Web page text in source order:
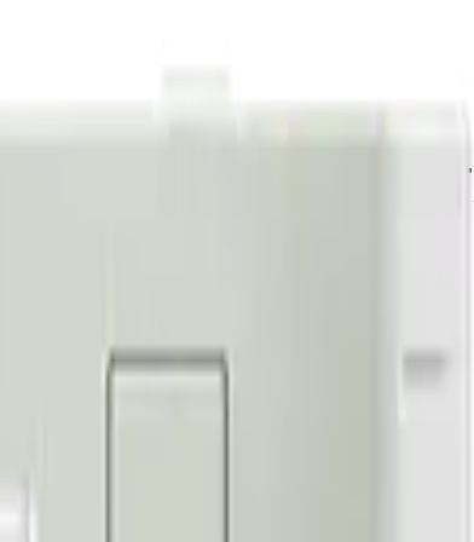
컨 포함)